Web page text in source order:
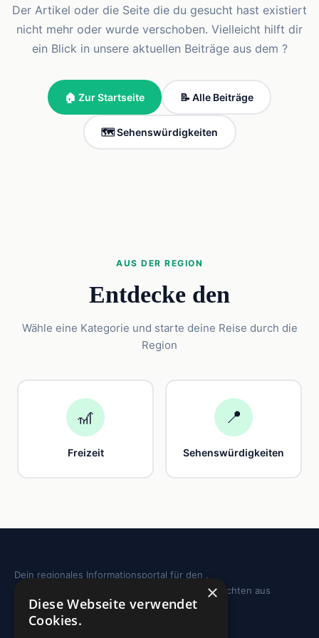
Der Artikel oder die Seite die du gesucht hast existiert
nicht mehr oder wurde verschoben. Vielleicht hilft dir
ein Blick in unsere aktuellen Beiträge aus dem ?
🏠 Zur Startseite 📝 Alle Beiträge
🗺️ Sehenswürdigkeiten
AUS DER REGION
Entdecke den
Wähle eine Kategorie und starte deine Reise durch die
Region
🎢
Freizeit
📍
Sehenswürdigkeiten
Dein regionales Informationsportal für den .
Sehenswürdigkeiten, Ausflugstipps und Geschichten aus
deiner Region.
×
Diese Webseite verwendet
Cookies.